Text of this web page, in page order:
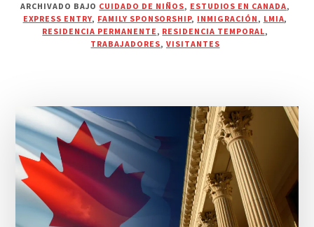
ARCHIVADO BAJO CUIDADO DE NIÑOS, ESTUDIOS EN CANADA,
EXPRESS ENTRY, FAMILY SPONSORSHIP, INMIGRACIÓN, LMIA,
RESIDENCIA PERMANENTE, RESIDENCIA TEMPORAL,
TRABAJADORES, VISITANTES